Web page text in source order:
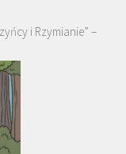
i Rzymianie” –